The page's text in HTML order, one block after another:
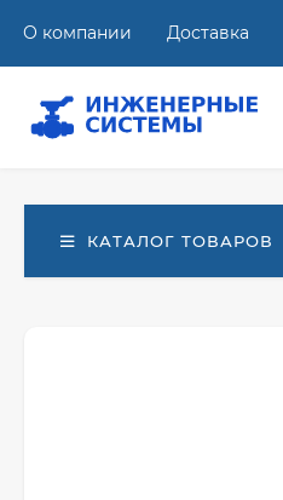
О компании Доставка
КАТАЛОГ ТОВАРОВ